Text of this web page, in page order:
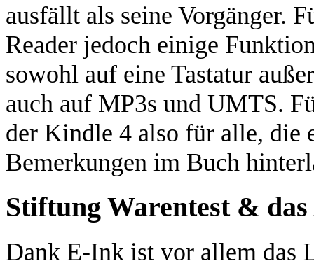
ausfällt als seine Vorgänger.
Reader jedoch einige
sowohl auf eine Tastatur
auch auf MP3s und UMTS.
der Kindle 4 also für alle, die
Bemerkungen im Buch
Stiftung Warentest &
Dank E-Ink ist vor allem das